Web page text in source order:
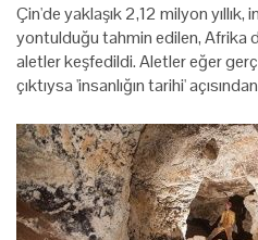
Çin'de yaklaşık 2,12 milyon yıllık,
yontulduğu tahmin edilen, Afrika
aletler keşfedildi. Aletler eğer
çıktıysa 'insanlığın tarihi'